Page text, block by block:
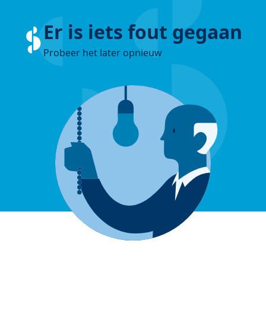
Er is iets fout gegaan
Probeer het later opnieuw